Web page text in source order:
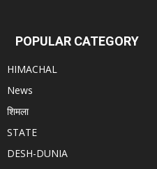
POPULAR CATEGORY
HIMACHAL
News
शिमला
STATE
DESH-DUNIA